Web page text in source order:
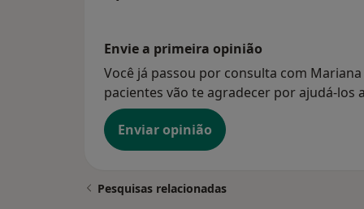
Envie a primeira opinião
Você já passou por consulta com
pacientes vão te agradecer por ajudá-los
Enviar opinião
Pesquisas relacionadas